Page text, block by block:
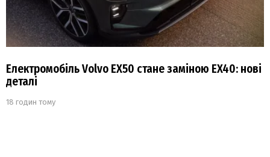
Електромобіль Volvo EX50 стане заміною EX40: нові
деталі
18 годин тому